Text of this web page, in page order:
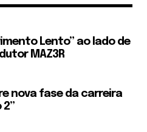
Lento” ao lado de
MAZ3R
nova fase da carreira
2”